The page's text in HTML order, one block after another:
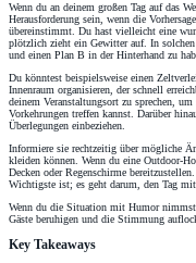
Wenn du an deinem großen Tag auf das
Herausforderung sein, wenn die
übereinstimmt. Du hast vielleicht eine
plötzlich zieht ein Gewitter auf. In
und einen Plan B in der Hinterhand zu
Du könntest beispielsweise einen
Innenraum organisieren, der schnell
deinem Veranstaltungsort zu sprechen,
Vorkehrungen treffen kannst. Darüber
Überlegungen einbeziehen.
Informiere sie rechtzeitig über mögliche
kleiden können. Wenn du eine Outdoor-
Decken oder Regenschirme
Wichtigste ist; es geht darum, den Tag
Wenn du die Situation mit Humor
Gäste beruhigen und die Stimmung
Key Takeaways